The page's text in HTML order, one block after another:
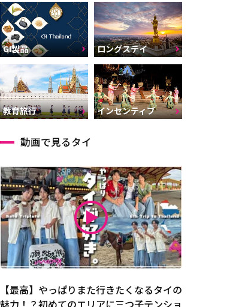
GI製品 ロングステイ
教育旅行 インセンティブ
動画で見るタイ
【最高】やっぱりまた行きたくなるタイの
魅力！？初めてのエリアに三つ子テンショ